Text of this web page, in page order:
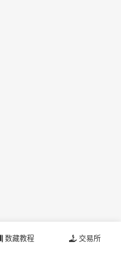
数藏教程 交易所